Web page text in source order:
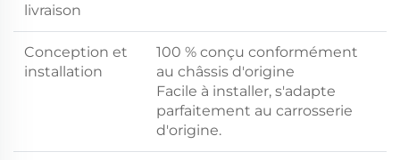
livraison
Conception et
installation
100 % conçu conformément
au châssis d'origine
Facile à installer, s'adapte
parfaitement au carrosserie
d'origine.